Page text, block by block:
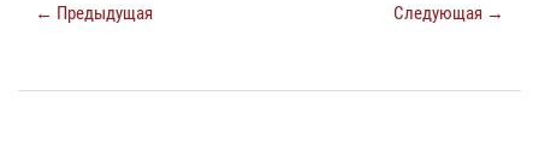
← Предыдущая Следующая →